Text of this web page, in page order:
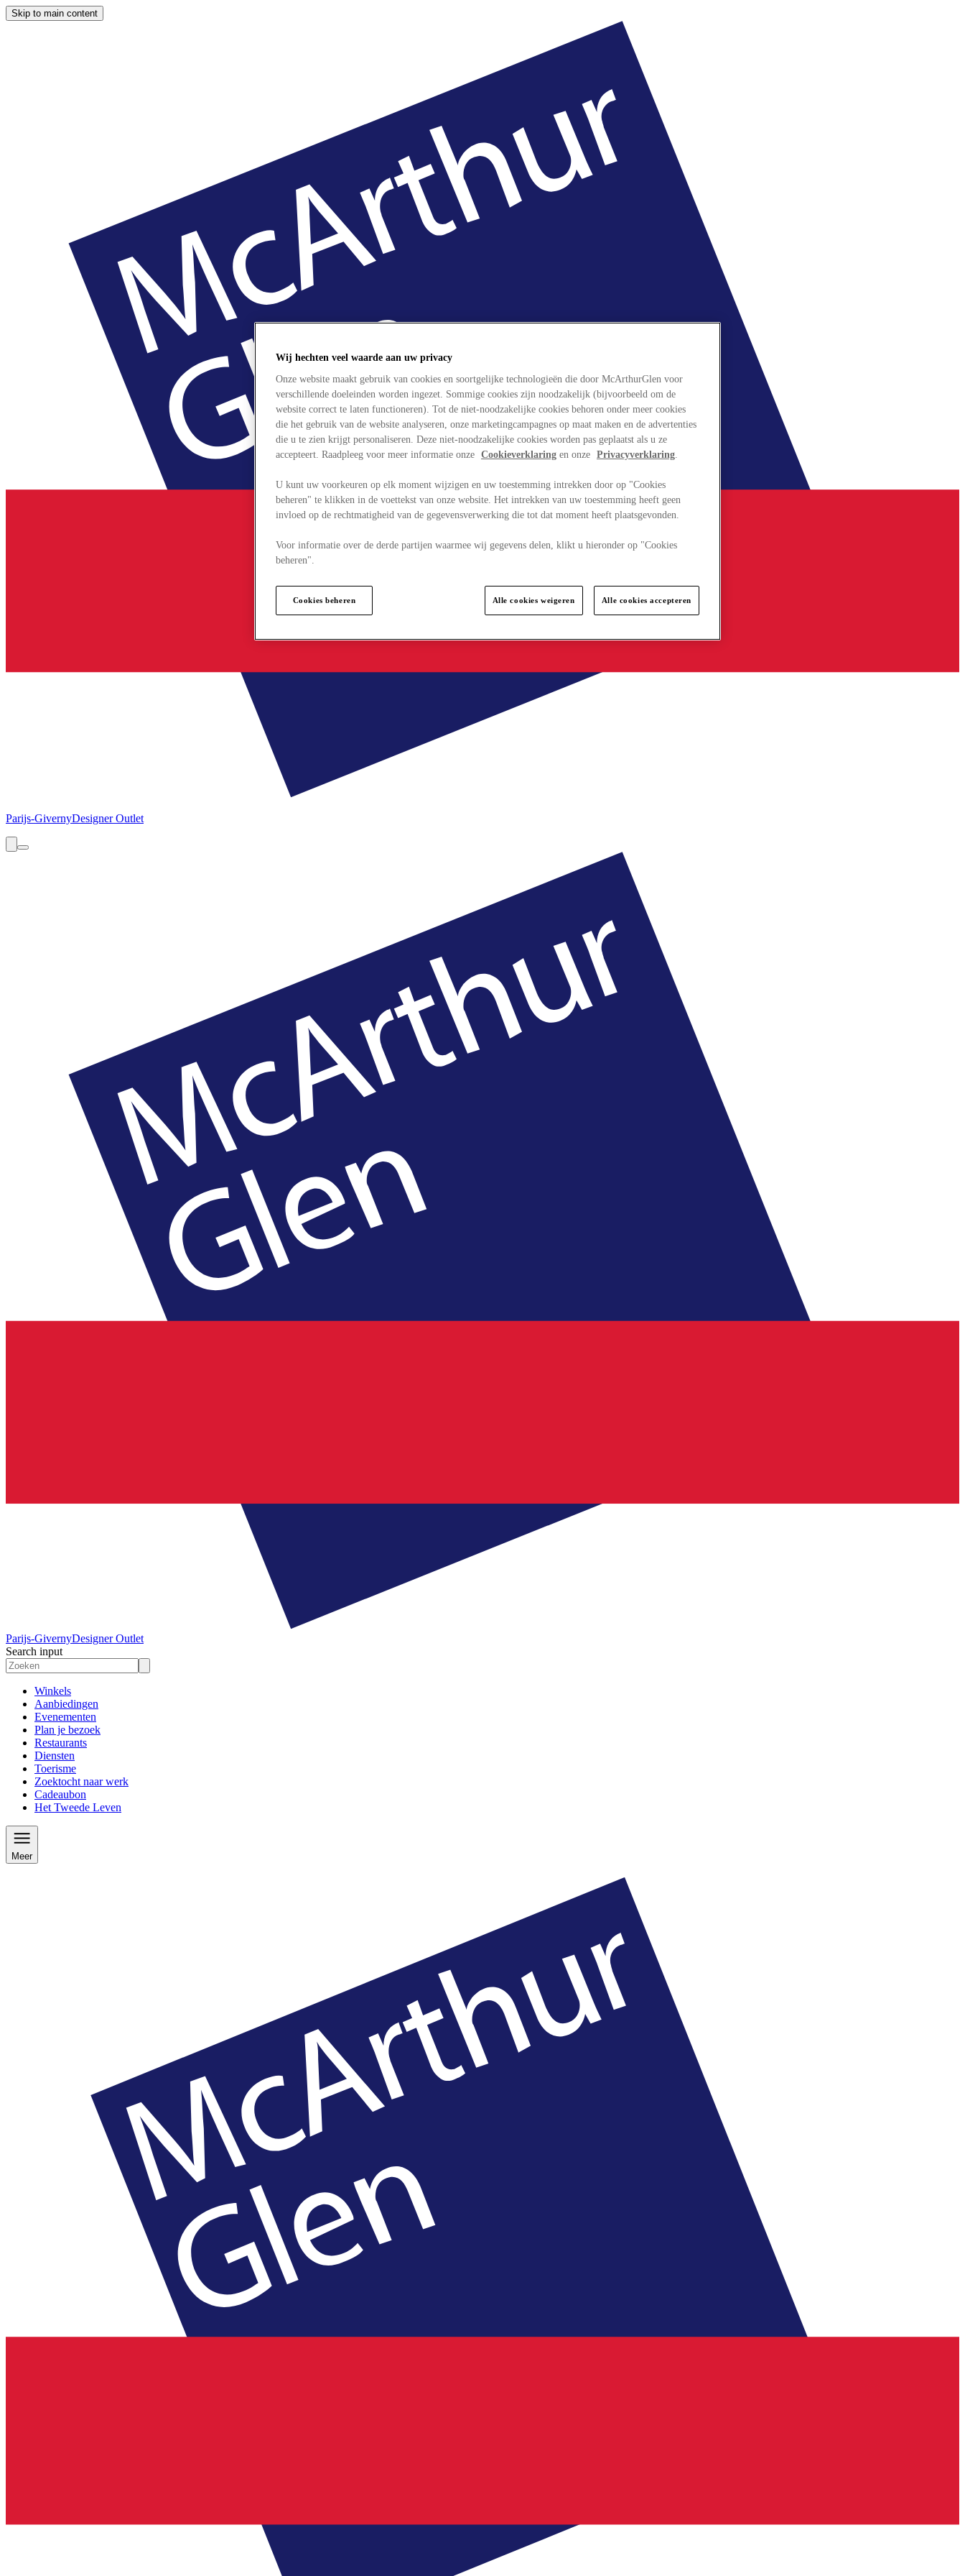
Skip to main content
Parijs-GivernyDesigner Outlet
Parijs-GivernyDesigner Outlet
Search input
Winkels
Aanbiedingen
Evenementen
Plan je bezoek
Restaurants
Diensten
Toerisme
Zoektocht naar werk
Cadeaubon
Het Tweede Leven
Meer
Wij hechten veel waarde aan uw privacy
Onze website maakt gebruik van cookies en soortgelijke technologieën die door McArthurGlen voor
verschillende doeleinden worden ingezet. Sommige cookies zijn noodzakelijk (bijvoorbeeld om de
website correct te laten functioneren). Tot de niet-noodzakelijke cookies behoren onder meer cookies
die het gebruik van de website analyseren, onze marketingcampagnes op maat maken en de advertenties
die u te zien krijgt personaliseren. Deze niet-noodzakelijke cookies worden pas geplaatst als u ze
accepteert. Raadpleeg voor meer informatie onze Cookieverklaring en onze Privacyverklaring.
U kunt uw voorkeuren op elk moment wijzigen en uw toestemming intrekken door op "Cookies
beheren" te klikken in de voettekst van onze website. Het intrekken van uw toestemming heeft geen
invloed op de rechtmatigheid van de gegevensverwerking die tot dat moment heeft plaatsgevonden.
Voor informatie over de derde partijen waarmee wij gegevens delen, klikt u hieronder op "Cookies
beheren".
Cookies beheren Alle cookies weigeren Alle cookies accepteren